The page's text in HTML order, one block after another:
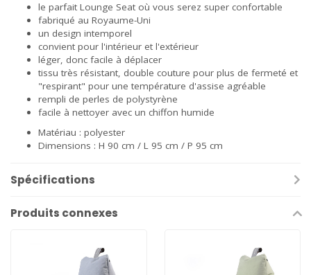
le parfait Lounge Seat où vous serez super confortable
fabriqué au Royaume-Uni
un design intemporel
convient pour l'intérieur et l'extérieur
léger, donc facile à déplacer
tissu très résistant, double couture pour plus de fermeté et
"respirant" pour une température d'assise agréable
rempli de perles de polystyrène
facile à nettoyer avec un chiffon humide
Matériau : polyester
Dimensions : H 90 cm / L 95 cm / P 95 cm
Spécifications
Produits connexes